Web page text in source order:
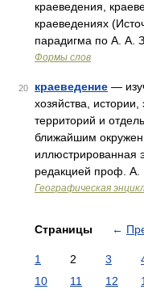
краеведения,
краеведениях
парадигма по А. А.
Формы слов
20 краеведение —
хозяйства,
территорий и
ближайшим
иллюстрированная
редакцией проф. А.
Географическая
Страницы ←
1 2 3
10
11 12